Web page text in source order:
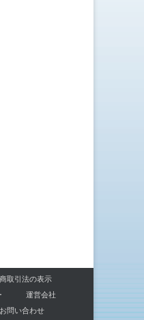
取引法の表示
運営会社
お問い合わせ